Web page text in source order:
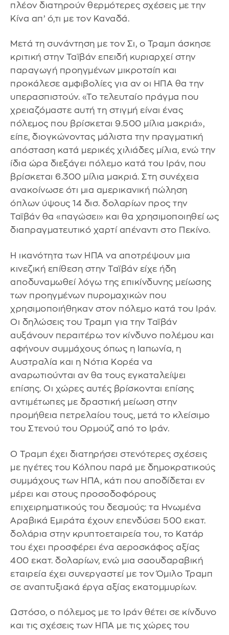
πλέον διατηρούν θερμότερες σχέσεις με την
Κίνα απ’ ό,τι με τον Καναδά.
Μετά τη συνάντηση με τον Σι, ο Τραμπ άσκησε
κριτική στην Ταϊβάν επειδή κυριαρχεί στην
παραγωγή προηγμένων μικροτσίπ και
προκάλεσε αμφιβολίες για αν οι ΗΠΑ θα την
υπερασπιστούν. «Το τελευταίο πράγμα που
χρειαζόμαστε αυτή τη στιγμή είναι ένας
πόλεμος που βρίσκεται 9.500 μίλια μακριά»,
είπε, διογκώνοντας μάλιστα την πραγματική
απόσταση κατά μερικές χιλιάδες μίλια, ενώ την
ίδια ώρα διεξάγει πόλεμο κατά του Ιράν, που
βρίσκεται 6.300 μίλια μακριά. Στη συνέχεια
ανακοίνωσε ότι μια αμερικανική πώληση
όπλων ύψους 14 δισ. δολαρίων προς την
Ταϊβάν θα «παγώσει» και θα χρησιμοποιηθεί ως
διαπραγματευτικό χαρτί απέναντι στο Πεκίνο.
Η ικανότητα των ΗΠΑ να αποτρέψουν μια
κινεζική επίθεση στην Ταϊβάν είχε ήδη
αποδυναμωθεί λόγω της επικίνδυνης μείωσης
των προηγμένων πυρομαχικών που
χρησιμοποιήθηκαν στον πόλεμο κατά του Ιράν.
Οι δηλώσεις του Τραμπ για την Ταϊβάν
αυξάνουν περαιτέρω τον κίνδυνο πολέμου και
αφήνουν συμμάχους όπως η Ιαπωνία, η
Αυστραλία και η Νότια Κορέα να
αναρωτιούνται αν θα τους εγκαταλείψει
επίσης. Οι χώρες αυτές βρίσκονται επίσης
αντιμέτωπες με δραστική μείωση στην
προμήθεια πετρελαίου τους, μετά το κλείσιμο
του Στενού του Ορμούζ από το Ιράν.
Ο Τραμπ έχει διατηρήσει στενότερες σχέσεις
με ηγέτες του Κόλπου παρά με δημοκρατικούς
συμμάχους των ΗΠΑ, κάτι που αποδίδεται εν
μέρει και στους προσοδοφόρους
επιχειρηματικούς του δεσμούς: τα Ηνωμένα
Αραβικά Εμιράτα έχουν επενδύσει 500 εκατ.
δολάρια στην κρυπτοεταιρεία του, το Κατάρ
του έχει προσφέρει ένα αεροσκάφος αξίας
400 εκατ. δολαρίων, ενώ μια σαουδαραβική
εταιρεία έχει συνεργαστεί με τον Όμιλο Τραμπ
σε αναπτυξιακά έργα αξίας εκατομμυρίων.
Ωστόσο, ο πόλεμος με το Ιράν θέτει σε κίνδυνο
και τις σχέσεις των ΗΠΑ με τις χώρες του